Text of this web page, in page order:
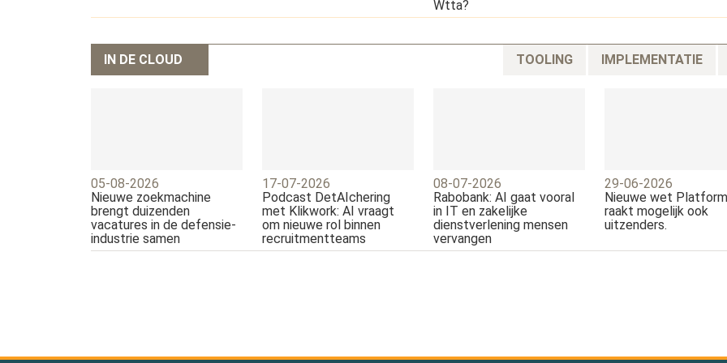
Wtta?
IN DE CLOUD TOOLING IMPLEMENTATIE
05-08-2026
Nieuwe zoekmachine
brengt duizenden
vacatures in de defensie-
industrie samen
17-07-2026
Podcast DetAIchering
met Klikwork: AI vraagt
om nieuwe rol binnen
recruitmentteams
08-07-2026
Rabobank: AI gaat vooral
in IT en zakelijke
dienstverlening mensen
vervangen
29-06-2026
Nieuwe wet
raakt mogelijk ook
uitzenders.